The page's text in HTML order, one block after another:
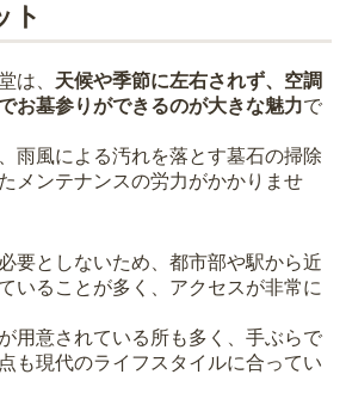
ト
は、 天候や季節に左右されず、空調
お墓参りができるのが大きな魅力で
雨風による汚れを落とす墓石の掃除
メンテナンスの労力がかかりませ
要としないため、都市部や駅から近
いることが多く、アクセスが非常に
用意されている所も多く、手ぶらで
も現代のライフスタイルに合ってい